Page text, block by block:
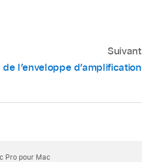
Suivant
l’enveloppe d’amplification
Pro pour Mac